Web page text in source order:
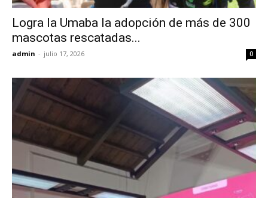
Logra la Umaba la adopción de más de 300
mascotas rescatadas...
admin - julio 17, 2026 0